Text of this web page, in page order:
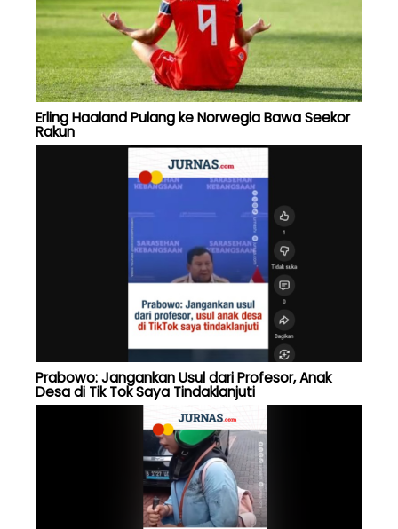
Erling Haaland Pulang ke Norwegia Bawa Seekor
Rakun
Prabowo: Jangankan Usul dari Profesor, Anak
Desa di Tik Tok Saya Tindaklanjuti